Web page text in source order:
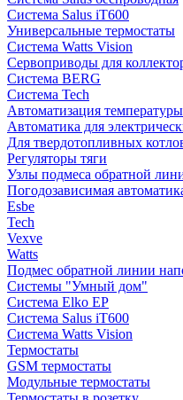
Система Salus iT600
Универсальные термостаты
Система Watts Vision
Сервоприводы для
Система BERG
Система Tech
Автоматизация
Автоматика для
Для твердотопливных
Регуляторы тяги
Узлы подмеса обратной
Погодозависимая
Esbe
Tech
Vexve
Watts
Подмес обратной линии
Системы "Умный дом"
Система Elko EP
Система Salus iT600
Система Watts Vision
Термостаты
GSM термостаты
Модульные термостаты